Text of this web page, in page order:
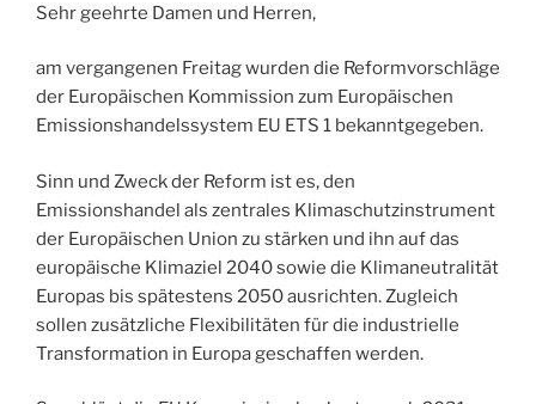
Sehr geehrte Damen und Herren,
am vergangenen Freitag wurden die Reformvorschläge
der Europäischen Kommission zum Europäischen
Emissionshandelssystem EU ETS 1 bekanntgegeben.
Sinn und Zweck der Reform ist es, den
Emissionshandel als zentrales Klimaschutzinstrument
der Europäischen Union zu stärken und ihn auf das
europäische Klimaziel 2040 sowie die Klimaneutralität
Europas bis spätestens 2050 ausrichten. Zugleich
sollen zusätzliche Flexibilitäten für die industrielle
Transformation in Europa geschaffen werden.